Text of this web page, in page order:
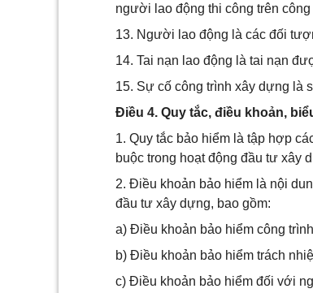
người lao động thi công trên
13. Người lao động là các đối
14. Tai nạn lao động là tai nạn
15. Sự cố công trình xây dựng là
Điều 4. Quy tắc, điều khoản,
1. Quy tắc bảo hiểm là tập hợp
buộc trong hoạt động đầu tư xây
2. Điều khoản bảo hiểm là nội
đầu tư xây dựng, bao gồm:
a) Điều khoản bảo hiểm công
b) Điều khoản bảo hiểm trách
c) Điều khoản bảo hiểm đối với